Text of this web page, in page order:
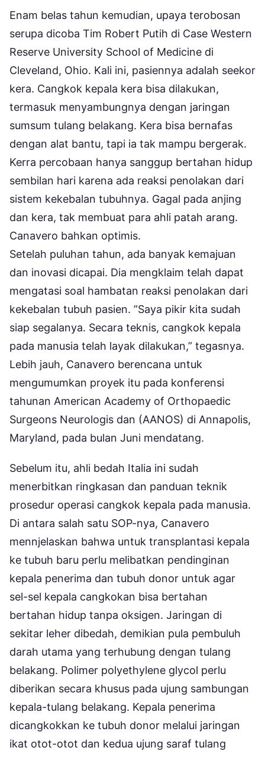
Enam belas tahun kemudian, upaya terobosan
serupa dicoba Tim Robert Putih di Case Western
Reserve University School of Medicine di
Cleveland, Ohio. Kali ini, pasiennya adalah seekor
kera. Cangkok kepala kera bisa dilakukan,
termasuk menyambungnya dengan jaringan
sumsum tulang belakang. Kera bisa bernafas
dengan alat bantu, tapi ia tak mampu bergerak.
Kerra percobaan hanya sanggup bertahan hidup
sembilan hari karena ada reaksi penolakan dari
sistem kekebalan tubuhnya. Gagal pada anjing
dan kera, tak membuat para ahli patah arang.
Canavero bahkan optimis.
Setelah puluhan tahun, ada banyak kemajuan
dan inovasi dicapai. Dia mengklaim telah dapat
mengatasi soal hambatan reaksi penolakan dari
kekebalan tubuh pasien. ”Saya pikir kita sudah
siap segalanya. Secara teknis, cangkok kepala
pada manusia telah layak dilakukan,” tegasnya.
Lebih jauh, Canavero berencana untuk
mengumumkan proyek itu pada konferensi
tahunan American Academy of Orthopaedic
Surgeons Neurologis dan (AANOS) di Annapolis,
Maryland, pada bulan Juni mendatang.
Sebelum itu, ahli bedah Italia ini sudah
menerbitkan ringkasan dan panduan teknik
prosedur operasi cangkok kepala pada manusia.
Di antara salah satu SOP-nya, Canavero
mennjelaskan bahwa untuk transplantasi kepala
ke tubuh baru perlu melibatkan pendinginan
kepala penerima dan tubuh donor untuk agar
sel-sel kepala cangkokan bisa bertahan
bertahan hidup tanpa oksigen. Jaringan di
sekitar leher dibedah, demikian pula pembuluh
darah utama yang terhubung dengan tulang
belakang. Polimer polyethylene glycol perlu
diberikan secara khusus pada ujung sambungan
kepala-tulang belakang. Kepala penerima
dicangkokkan ke tubuh donor melalui jaringan
ikat otot-otot dan kedua ujung saraf tulang